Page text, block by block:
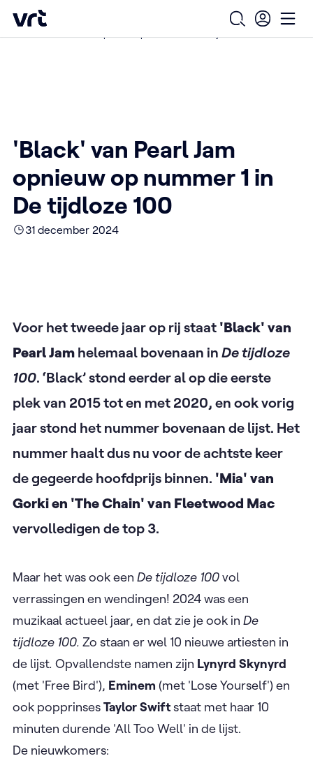
Ga naar de hoofdinhoud
VRT (home)
Open
Home /
'Black' van Pearl Jam
opnieuw op nummer 1 in
De tijdloze 100
31 december 2024
Voor het tweede jaar op rij staat 'Black' van
Pearl Jam helemaal bovenaan in De tijdloze
100. ‘Black’ stond eerder al op die eerste
plek van 2015 tot en met ​2020, en ook vorig
jaar stond het nummer bovenaan de lijst. Het
nummer haalt dus nu voor de achtste keer
de gegeerde hoofdprijs binnen. 'Mia' van
Gorki en 'The Chain' van Fleetwood Mac
vervolledigen de top 3.
Maar het was ook een De tijdloze 100vol
verrassingen en wendingen! 2024 was een
muzikaal actueel jaar, en dat zie je ook in De
tijdloze 100. Zo staan er wel 10 nieuwe artiesten in
de lijst. Opvallendste namen zijn Lynyrd Skynyrd
(met 'Free Bird'), Eminem (met 'Lose Yourself') en
ook popprinsesTaylor Swiftstaat met haar 10
minuten durende 'All Too Well' in de lijst.
De nieuwkomers: